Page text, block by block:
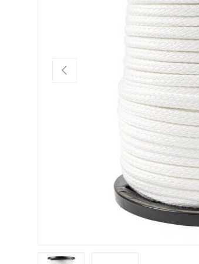
Vorige